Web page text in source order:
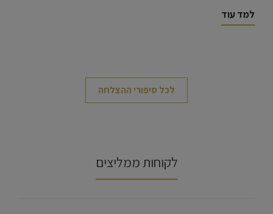
למד עוד
לכל סיפורי ההצלחה
לקוחות ממליצים